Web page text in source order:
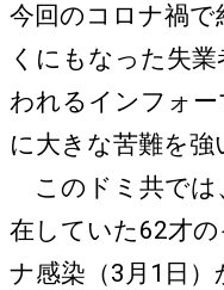
今回のコロナ禍で
くにもなった失
われるインフォ
に大きな苦難を強
このドミ共では
在していた62才
ナ感染（3月1日